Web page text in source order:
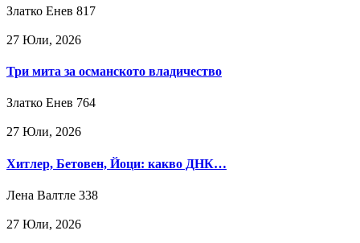
Златко Енев 817
27 Юли, 2026
Три мита за османското владичество
Златко Енев 764
27 Юли, 2026
Хитлер, Бетовен, Йоци: какво ДНК…
Лена Валтле 338
27 Юли, 2026